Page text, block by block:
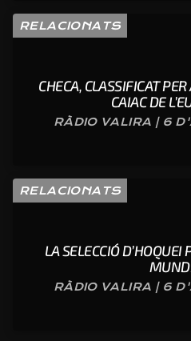
RELACIONATS
CHECA, CLASSIFICAT
CAIAC DE
RÀDIO VALIRA | 6
RELACIONATS
LA SELECCIÓ
RÀDIO VALIRA | 6